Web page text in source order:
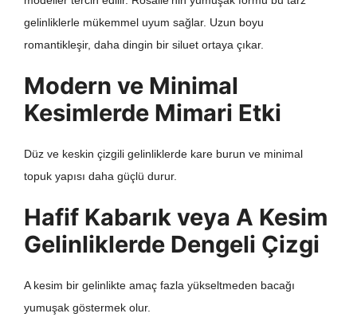
gelinliklerle mükemmel uyum sağlar. Uzun boyu
romantikleşir, daha dingin bir siluet ortaya çıkar.
Modern ve Minimal
Kesimlerde Mimari Etki
Düz ve keskin çizgili gelinliklerde kare burun ve minimal
topuk yapısı daha güçlü durur.
Hafif Kabarık veya A Kesim
Gelinliklerde Dengeli Çizgi
A kesim bir gelinlikte amaç fazla yükseltmeden bacağı
yumuşak göstermek olur.